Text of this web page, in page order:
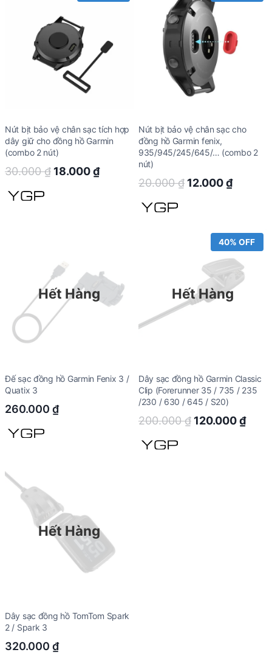
Nút bịt bảo vệ chân sạc tích hợp
dây giữ cho đồng hồ Garmin
(combo 2 nút)
30.000₫ Original
18.000₫Current
Nút bịt bảo vệ chân sạc cho
đồng hồ Garmin fenix,
935/945/245/645/… (combo 2
nút)
20.000₫ Original
20.000 ₫.
12.000₫Current
12.000
Hết Hàng
Đế sạc đồng hồ Garmin Fenix 3 /
Quatix 3
260.000 ₫
Hết Hàng
40% OFF
Dây sạc đồng hồ Garmin Classic
Clip (Forerunner 35 / 735 / 235
/230 / 630 / 645 / S20)
200.000₫ Original
120.000₫
Hết Hàng
Dây sạc đồng hồ TomTom Spark
2 / Spark 3
320.000 ₫